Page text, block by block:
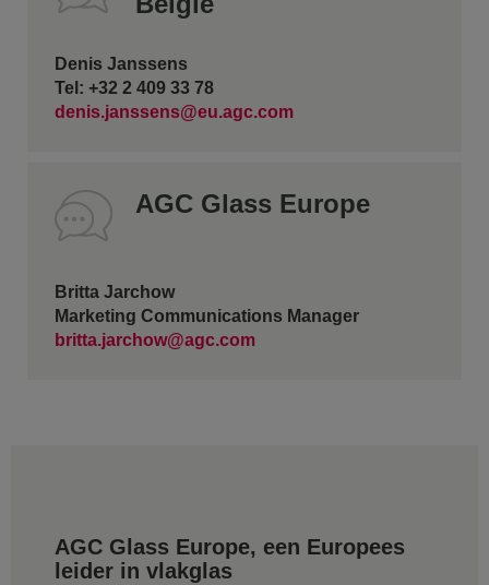
Denis Janssens
Tel: +32 2 409 33 78
denis.janssens@eu.agc.com
AGC Glass Europe
Britta Jarchow
Marketing Communications Manager
britta.jarchow@agc.com
AGC Glass Europe, een Europees
leider in vlakglas